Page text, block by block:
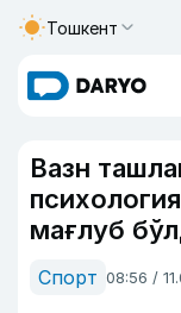
Тошкент
Вазн
мағлуб
Спорт 08:56 /